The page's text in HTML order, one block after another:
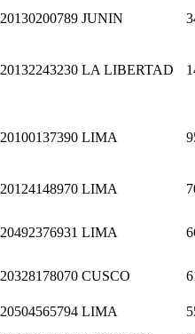
20130200789 JUNIN
20132243230 LA LIBERTAD
20100137390 LIMA
20124148970 LIMA
20492376931 LIMA
20328178070 CUSCO
20504565794 LIMA